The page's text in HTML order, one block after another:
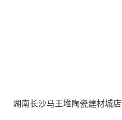
湖南长沙马王堆陶瓷建材城店